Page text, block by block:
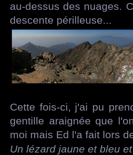
au-dessus des nuages.
descente périlleuse...
Cette fois-ci, j'ai pu
gentille araignée que
moi mais Ed l'a fait lors
Un lézard jaune et bleu